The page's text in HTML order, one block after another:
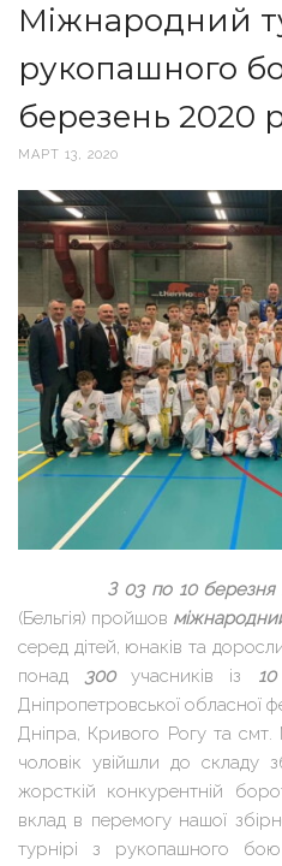
Міжнародний
рукопашного
березень 2020
МАРТ 13, 2020
З 03 по 10 березня
(Бельгія) пройшов
серед дітей, юнаків та
понад 300учасників із 10
Дніпропетровської обласної
Дніпра, Кривого Рогу та смт.
чоловік увійшли до складу
жорсткій конкурентній
вклад в перемогу нашої
турнірі з рукопашного